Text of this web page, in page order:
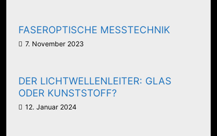
FASEROPTISCHE MESSTECHNIK
7. November 2023
DER LICHTWELLENLEITER: GLAS
ODER KUNSTSTOFF?
12. Januar 2024